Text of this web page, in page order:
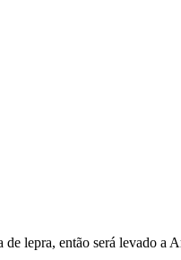
lepra, então será levado a